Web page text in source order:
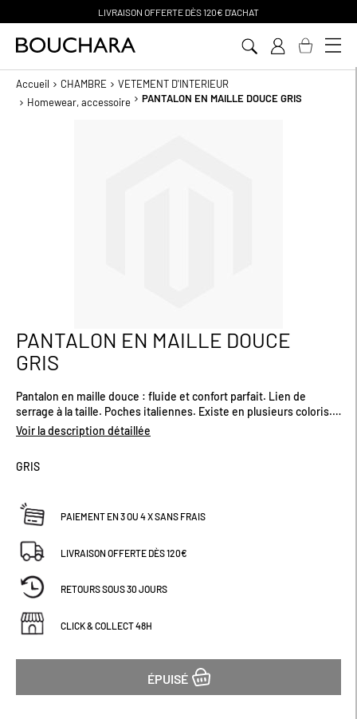
LIVRAISON OFFERTE DÈS 120€ D'ACHAT
Accueil CHAMBRE
VETEMENT D'INTERIEUR
Homewear, accessoire
PANTALON EN MAILLE DOUCE GRIS
Passer
au
début
la
Galerie
d’images
PANTALON EN MAILLE DOUCE
GRIS
Pantalon en maille douce : fluide et confort parfait. Lien de
serrage à la taille. Poches italiennes. Existe en plusieurs coloris.
Tee-shirt vendu séparément.
Voir la description détaillée
GRIS
PAIEMENT EN 3 OU 4 X SANS FRAIS
LIVRAISON OFFERTE DÈS 120€
RETOURS SOUS 30 JOURS
CLICK & COLLECT 48H
ÉPUISÉ